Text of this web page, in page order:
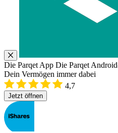
Die Parqet App Die Parqet
Dein Vermögen immer dabei
4,7
Jetzt öffnen